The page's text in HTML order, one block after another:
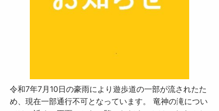
令和7年7月10日の豪雨により遊歩道の一部が流されたた
め、現在一部通行不可となっています。 竜神の滝につい